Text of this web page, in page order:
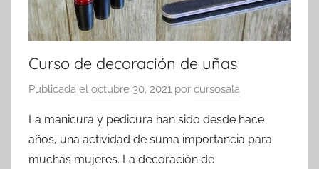
Curso de decoración de uñas
Publicada el octubre 30, 2021 por cursosala
La manicura y pedicura han sido desde hace
años, una actividad de suma importancia para
muchas mujeres. La decoración de